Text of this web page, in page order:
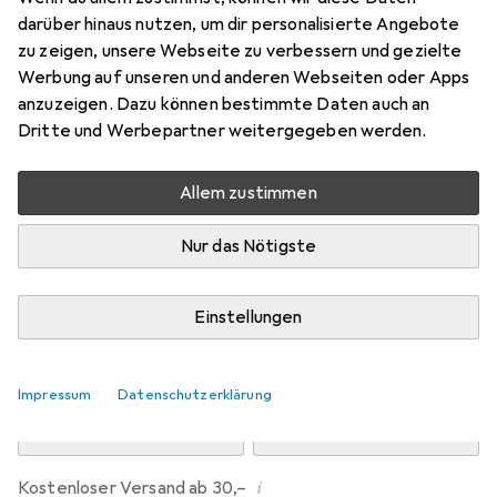
darüber hinaus nutzen, um dir personalisierte Angebote
zu zeigen, unsere Webseite zu verbessern und gezielte
Werbung auf unseren und anderen Webseiten oder Apps
anzuzeigen. Dazu können bestimmte Daten auch an
Dritte und Werbepartner weitergegeben werden.
Allem zustimmen
Nur das Nötigste
Einstellungen
Impressum Datenschutzerklärung
Preis in EUR inkl. MwSt.
Bewertungen Marke
Mehr von Dipos
Mi, 12.8. geliefert
Mehr als 10 Stück an Lager beim Drittanbieter
Lieferort angeben für genaue Lieferzeit
Kostenloser Versand ab 30,– i